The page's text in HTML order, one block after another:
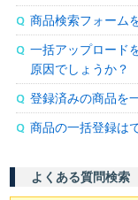
商品検索フォーム
一括アップロード
原因でしょうか？
登録済みの商品を
商品の一括登録は
よくある質問検索